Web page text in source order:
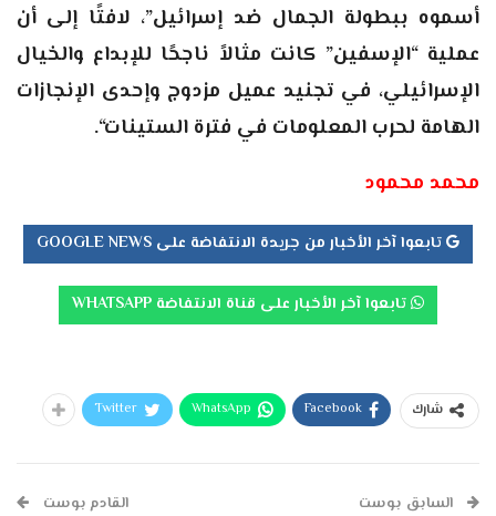
أسموه ببطولة الجمال ضد إسرائيل”، لافتًا إلى أن
عملية “الإسفين” كانت مثالاً ناجحًا للإبداع والخيال
الإسرائيلي، في تجنيد عميل مزدوج وإحدى الإنجازات
الهامة لحرب المعلومات في فترة الستينات“.
محمد محمود
تابعوا آخر الأخبار من جريدة الانتفاضة على GOOGLE NEWS
تابعوا آخر الأخبار على قناة الانتفاضة WHATSAPP
شارك Facebook
WhatsApp
Twitter
السابق بوست القادم بوست